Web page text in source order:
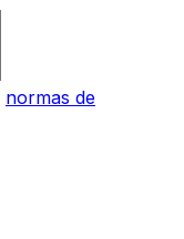
normas de